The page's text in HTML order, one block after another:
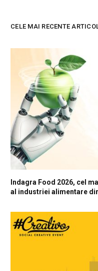
CELE MAI RECENTE
Indagra Food 2026, cel
al industriei alimentare